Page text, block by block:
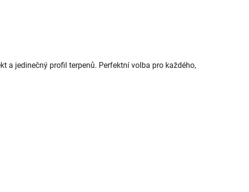
a jedinečný profil terpenů. Perfektní volba pro každého,